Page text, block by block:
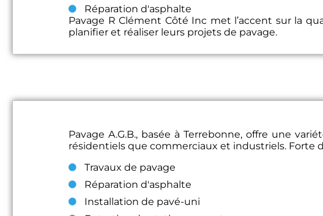
Réparation d'asphalte
Pavage R Clément Côté Inc met l’accent sur la
planifier et réaliser leurs projets de pavage.
Pavage A.G.B., basée à Terrebonne, offre une
résidentiels que commerciaux et industriels. Forte
Travaux de pavage
Réparation d'asphalte
Installation de pavé-uni